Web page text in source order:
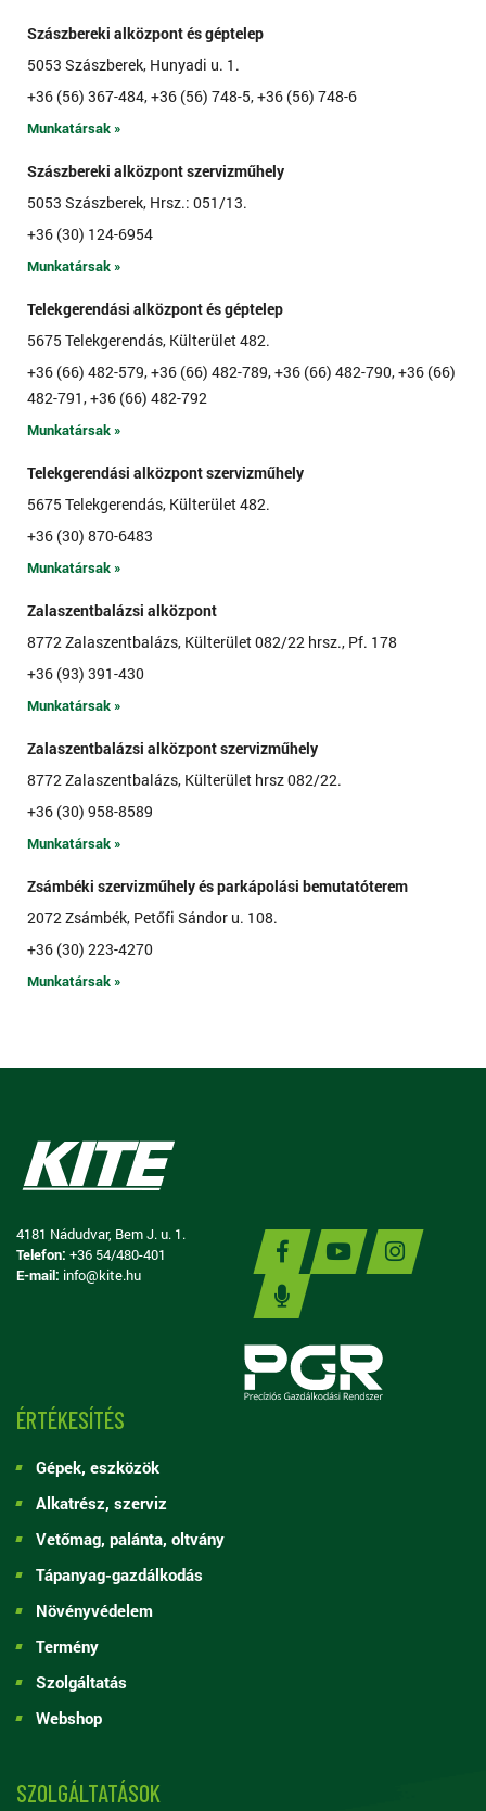
Szászbereki alközpont és géptelep
5053 Szászberek, Hunyadi u. 1.
+36 (56) 367-484, +36 (56) 748-5, +36 (56) 748-6
Munkatársak »
Szászbereki alközpont szervizműhely
5053 Szászberek, Hrsz.: 051/13.
+36 (30) 124-6954
Munkatársak »
Telekgerendási alközpont és géptelep
5675 Telekgerendás, Külterület 482.
+36 (66) 482-579, +36 (66) 482-789, +36 (66) 482-790, +36 (66)
482-791, +36 (66) 482-792
Munkatársak »
Telekgerendási alközpont szervizműhely
5675 Telekgerendás, Külterület 482.
+36 (30) 870-6483
Munkatársak »
Zalaszentbalázsi alközpont
8772 Zalaszentbalázs, Külterület 082/22 hrsz., Pf. 178
+36 (93) 391-430
Munkatársak »
Zalaszentbalázsi alközpont szervizműhely
8772 Zalaszentbalázs, Külterület hrsz 082/22.
+36 (30) 958-8589
Munkatársak »
Zsámbéki szervizműhely és parkápolási bemutatóterem
2072 Zsámbék, Petőfi Sándor u. 108.
+36 (30) 223-4270
Munkatársak »
4181 Nádudvar, Bem J. u. 1.
Telefon: +36 54/480-401
E-mail: info@kite.hu
ÉRTÉKESÍTÉS
Gépek, eszközök
Alkatrész, szerviz
Vetőmag, palánta, oltvány
Tápanyag-gazdálkodás
Növényvédelem
Termény
Szolgáltatás
Webshop
SZOLGÁLTATÁSOK